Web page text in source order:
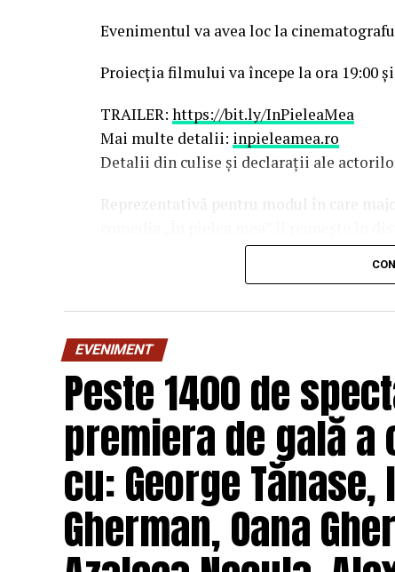
Evenimentul va avea loc la
Proiecția filmului va începe la ora 19:00
TRAILER: https://bit.ly/InPieleaMea
Mai multe detalii: inpieleamea.ro
Detalii din culise și declarații ale
Reprezentativă pentru modul în care
Costache, Oana Gherman, Vlad
O comedie savuroasă despre un
unui weekend, ce se dovedește un mod
mai bine partenerii și să renunțe la orgolii
experiență de cinema relaxantă și
Regizorul și scenaristul Paul Decu,
„I.L.Caragiale” și al masteratului în
realizarea primului său lungmetraj cu o
Pădurețu (imagine), Bogdan
Vass (costume)
EVENIMENT
Peste 1400 de
premiera de gală a
cu: George
Gherman, Oana